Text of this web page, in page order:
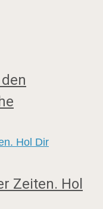
Zeiten. Hol